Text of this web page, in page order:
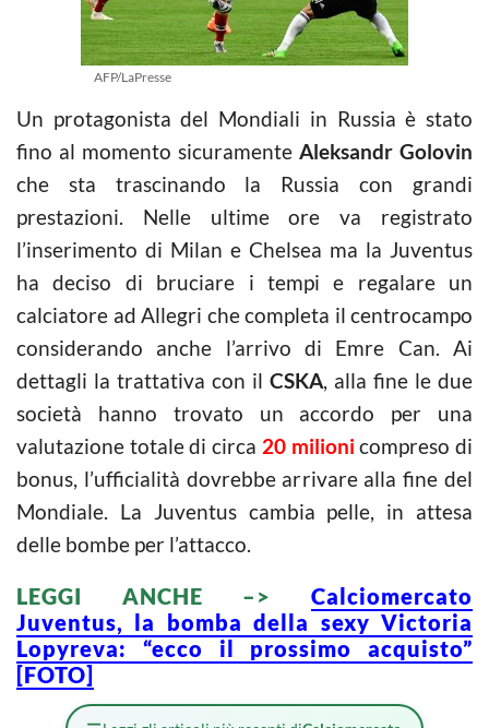
AFP/LaPresse
Un protagonista del Mondiali in Russia è stato
fino al momento sicuramente Aleksandr Golovin
che sta trascinando la Russia con grandi
prestazioni. Nelle ultime ore va registrato
l’inserimento di Milan e Chelsea ma la Juventus
ha deciso di bruciare i tempi e regalare un
calciatore ad Allegri che completa il centrocampo
considerando anche l’arrivo di Emre Can. Ai
dettagli la trattativa con il CSKA, alla fine le due
società hanno trovato un accordo per una
valutazione totale di circa 20 milioni compreso di
bonus, l’ufficialità dovrebbe arrivare alla fine del
Mondiale. La Juventus cambia pelle, in attesa
delle bombe per l’attacco.
LEGGI ANCHE –>
Calciomercato
Juventus, la bomba della sexy Victoria
Lopyreva: “ecco il prossimo acquisto”
[FOTO]